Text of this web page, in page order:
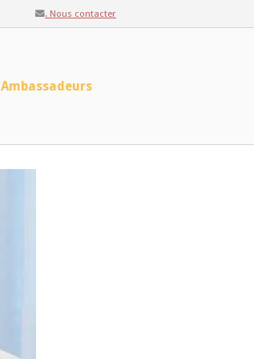
. Nous contacter
Ambassadeurs